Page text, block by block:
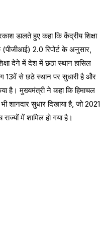
डालते हुए कहा कि केंद्रीय शिक्षा
(पीजीआई) 2.0 रिपोर्ट के अनुसार,
देने में देश में छठा स्थान हासिल
13वें से छठे स्थान पर सुधारी है औेर
है। मुख्यमंत्री ने कहा कि हिमाचल
शानदार सुधार दिखाया है, जो 2021
में शामिल हो गया है।